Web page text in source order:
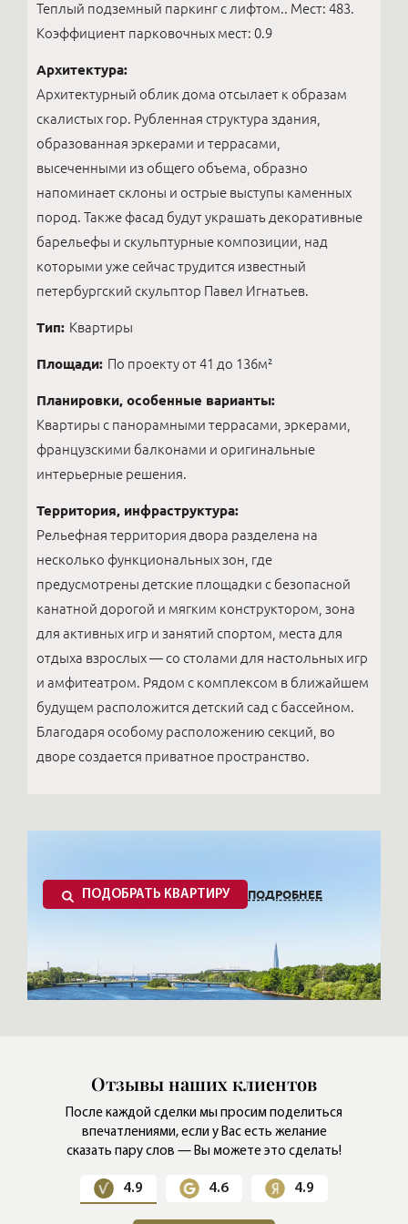
Теплый подземный паркинг с лифтом.. Мест: 483.
Коэффициент парковочных мест: 0.9
Архитектура:
Архитектурный облик дома отсылает к образам
скалистых гор. Рубленная структура здания,
образованная эркерами и террасами,
высеченными из общего объема, образно
напоминает склоны и острые выступы каменных
пород. Также фасад будут украшать декоративные
барельефы и скульптурные композиции, над
которыми уже сейчас трудится известный
петербургский скульптор Павел Игнатьев.
Тип: Квартиры
Площади: По проекту от 41 до 136м²
Планировки, особенные варианты:
Квартиры с панорамными террасами, эркерами,
французскими балконами и оригинальные
интерьерные решения.
Территория, инфраструктура:
Рельефная территория двора разделена на
несколько функциональных зон, где
предусмотрены детские площадки с безопасной
канатной дорогой и мягким конструктором, зона
для активных игр и занятий спортом, места для
отдыха взрослых — со столами для настольных игр
и амфитеатром. Рядом с комплексом в ближайшем
будущем расположится детский сад с бассейном.
Благодаря особому расположению секций, во
дворе создается приватное пространство.
ПОДОБРАТЬ КВАРТИРУ ПОДРОБНЕЕ
Отзывы наших клиентов
После каждой сделки мы просим поделиться
впечатлениями,если у Вас есть желание
сказать пару слов — Вы можете это сделать!
4.9 4.6 4.9